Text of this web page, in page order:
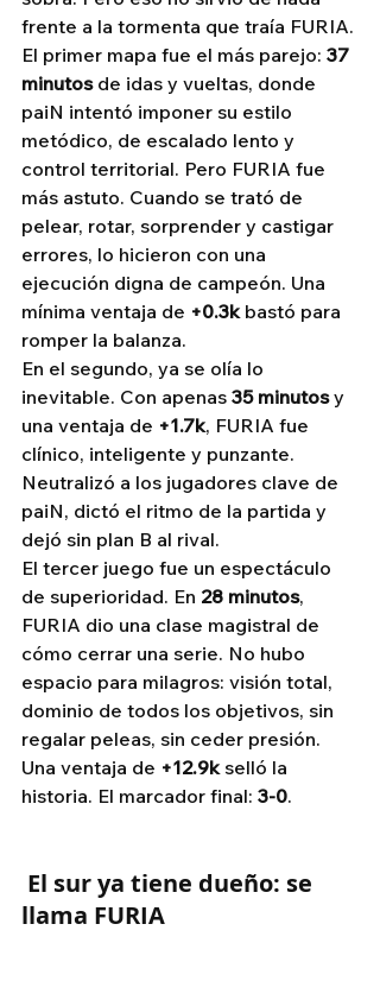
frente a la tormenta que traía FURIA.
El primer mapa fue el más parejo: 37
minutos de idas y vueltas, donde
paiN intentó imponer su estilo
metódico, de escalado lento y
control territorial. Pero FURIA fue
más astuto. Cuando se trató de
pelear, rotar, sorprender y castigar
errores, lo hicieron con una
ejecución digna de campeón. Una
mínima ventaja de +0.3k bastó para
romper la balanza.
En el segundo, ya se olía lo
inevitable. Con apenas 35 minutos y
una ventaja de +1.7k, FURIA fue
clínico, inteligente y punzante.
Neutralizó a los jugadores clave de
paiN, dictó el ritmo de la partida y
dejó sin plan B al rival.
El tercer juego fue un espectáculo
de superioridad. En 28 minutos,
FURIA dio una clase magistral de
cómo cerrar una serie. No hubo
espacio para milagros: visión total,
dominio de todos los objetivos, sin
regalar peleas, sin ceder presión.
Una ventaja de +12.9k selló la
historia. El marcador final: 3-0.
El sur ya tiene dueño: se
llama FURIA